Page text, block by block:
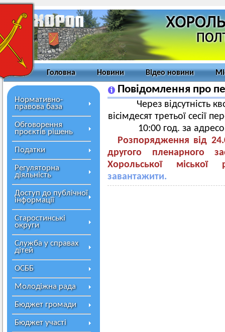
Головна Новини Відео новини
Нормативно-
правова база
Обговорення
проєктів рішень
Податки
Регуляторна
діяльність
Доступ до публічної
інформації
Старостинські
округи
Служба у справах
дітей
ОСББ
Молодіжна рада
Бюджет громади
Бюджет участі
Повідомлення про
Через відсутність
вісімдесят третьої сесії
10:00 год. за
Розпорядження від 24
другого пленарного
Хорольської
завантажити.